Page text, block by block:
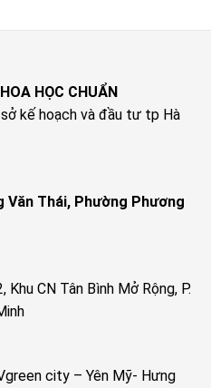
HỌC CHUẨN
kế hoạch và đầu tư tp Hà
Văn Thái, Phường Phương
CN Tân Bình Mở Rộng, P.
city – Yên Mỹ- Hưng